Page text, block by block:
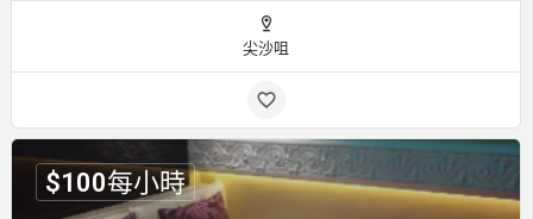
尖沙咀
$100每小時